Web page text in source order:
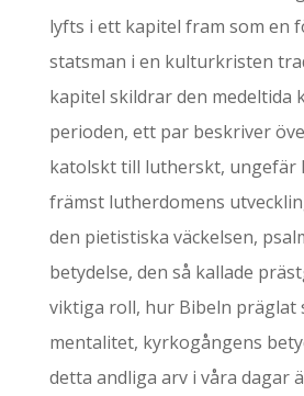
lyfts i ett kapitel fram som en
statsman i en kulturkristen
kapitel skildrar den medeltida
perioden, ett par beskriver
katolskt till lutherskt, ungefär
främst lutherdomens
den pietistiska väckelsen,
betydelse, den så kallade
viktiga roll, hur Bibeln präglat
mentalitet, kyrkogångens
detta andliga arv i våra dagar